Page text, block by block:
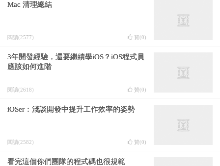
Mac 清理總結
閱讀(2577) 贊(0)
3年開發經驗，還要繼續學iOS？iOS程式員
應該如何進階
閱讀(2618) 贊(0)
iOSer：淺談開發中提升工作效率的姿勢
閱讀(2582) 贊(0)
看完這個你們團隊的程式碼也很規範